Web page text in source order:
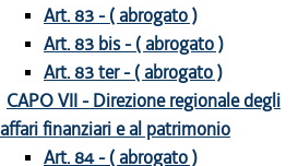
Art. 83 - ( abrogato )
Art. 83 bis - ( abrogato )
Art. 83 ter - ( abrogato )
CAPO VII - Direzione regionale degli
affari finanziari e al patrimonio
Art. 84 - ( abrogato )